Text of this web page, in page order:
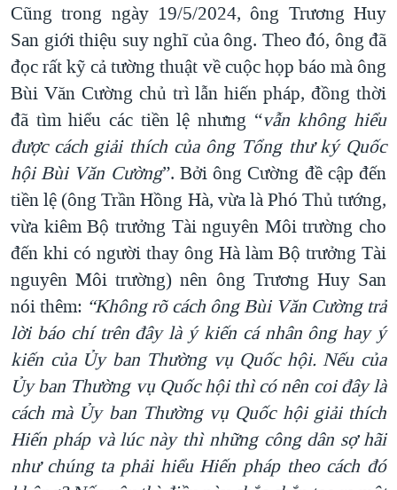
Cũng trong ngày 19/5/2024, ông Trương Huy
San giới thiệu suy nghĩ của ông. Theo đó, ông đã
đọc rất kỹ cả tường thuật về cuộc họp báo mà ông
Bùi Văn Cường chủ trì lẫn hiến pháp, đồng thời
đã tìm hiểu các tiền lệ nhưng “vẫn không hiểu
được cách giải thích của ông Tổng thư ký Quốc
hội Bùi Văn Cường”. Bởi ông Cường đề cập đến
tiền lệ (ông Trần Hồng Hà, vừa là Phó Thủ tướng,
vừa kiêm Bộ trưởng Tài nguyên Môi trường cho
đến khi có người thay ông Hà làm Bộ trưởng Tài
nguyên Môi trường) nên ông Trương Huy San
nói thêm: “Không rõ cách ông Bùi Văn Cường trả
lời báo chí trên đây là ý kiến cá nhân ông hay ý
kiến của Ủy ban Thường vụ Quốc hội. Nếu của
Ủy ban Thường vụ Quốc hội thì có nên coi đây là
cách mà Ủy ban Thường vụ Quốc hội giải thích
Hiến pháp và lúc này thì những công dân sợ hãi
như chúng ta phải hiểu Hiến pháp theo cách đó